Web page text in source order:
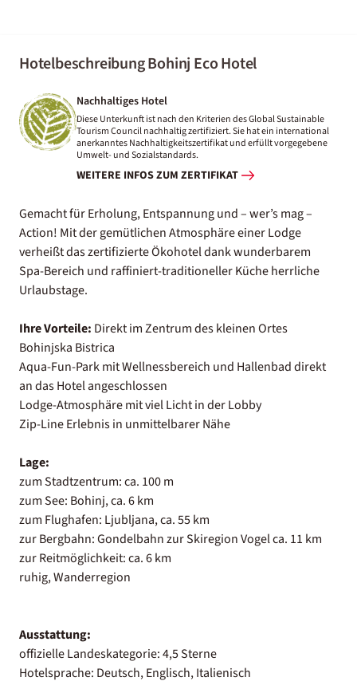
Hotelbeschreibung Bohinj Eco Hotel
Nachhaltiges Hotel
Diese Unterkunft ist nach den Kriterien des Global Sustainable
Tourism Council nachhaltig zertifiziert. Sie hat ein international
anerkanntes Nachhaltigkeitszertifikat und erfüllt vorgegebene
Umwelt- und Sozialstandards.
WEITERE INFOS ZUM ZERTIFIKAT
Gemacht für Erholung, Entspannung und – wer’s mag –
Action! Mit der gemütlichen Atmosphäre einer Lodge
verheißt das zertifizierte Ökohotel dank wunderbarem
Spa-Bereich und raffiniert-traditioneller Küche herrliche
Urlaubstage.
Ihre Vorteile: Direkt im Zentrum des kleinen Ortes
Bohinjska Bistrica
Aqua-Fun-Park mit Wellnessbereich und Hallenbad direkt
an das Hotel angeschlossen
Lodge-Atmosphäre mit viel Licht in der Lobby
Zip-Line Erlebnis in unmittelbarer Nähe
Lage:
zum Stadtzentrum: ca. 100 m
zum See: Bohinj, ca. 6 km
zum Flughafen: Ljubljana, ca. 55 km
zur Bergbahn: Gondelbahn zur Skiregion Vogel ca. 11 km
zur Reitmöglichkeit: ca. 6 km
ruhig, Wanderregion
Ausstattung:
offizielle Landeskategorie: 4,5 Sterne
Hotelsprache: Deutsch, Englisch, Italienisch